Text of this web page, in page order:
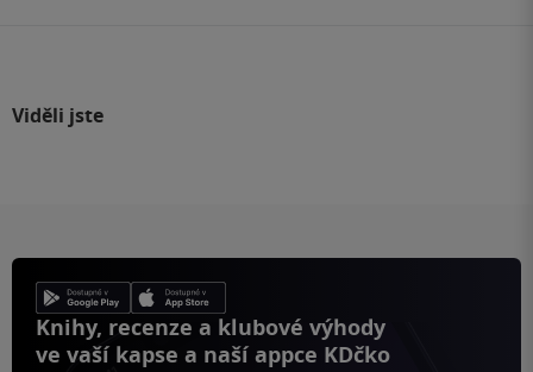
Viděli jste
Knihy, recenze a klubové výhody
ve vaší kapse a naší appce KDčko